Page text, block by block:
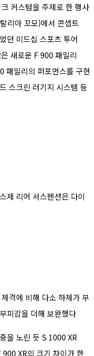
커스텀을 주제로 한 행사
리아 꼬모)에서 콘셉트
던 미드십 스포츠 투어
새로운 F 900 패밀리
패밀리의 퍼포먼스를 구현
스크린 러기지 시스템 등
제 리어 서스펜션은 다이
격에 비해 다소 하체가 부
피감을 더해 보완했다
을 노린 듯 S 1000 XR
XR의 크기 차이가 한